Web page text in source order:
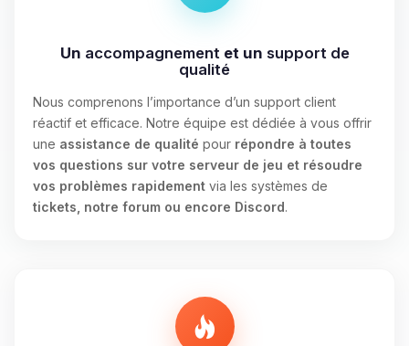
Un accompagnementet un support de
qualité
Nous comprenons l’importance d’un support client
réactif et efficace. Notre équipe est dédiée à vous offrir
une assistance de qualité pour répondre à toutes
vos questions sur votre serveur de jeu et résoudre
vos problèmes rapidement via les systèmes de
tickets, notre forum ou encore Discord.